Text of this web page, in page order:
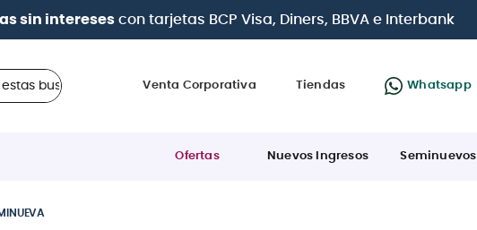
cuotasdesde 0% de interés con todas las tarjetas de crédito
buscando?
Venta Corporativa Tiendas Whatsapp
Ofertas Nuevos Ingresos Seminuevos